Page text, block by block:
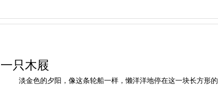
一只木屐
淡金色的夕阳，像这条轮船一样，懒洋洋地停在这一块长方形的